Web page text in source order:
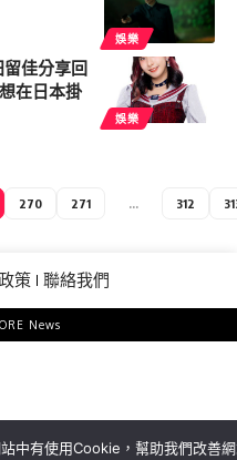
娛樂
娛樂
佳分享回
在日本掛
270 271 ... 312
策 聯絡我們
News
中有使用Cookie，幫助我們改善